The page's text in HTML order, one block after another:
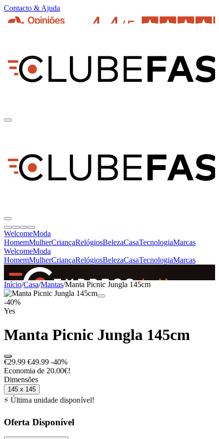
Contacto & Ajuda
WelcomeModa
HomemMulherCriançaRelógiosBelezaCasaTecnologiaMarcas
WelcomeModa
HomemMulherCriançaRelógiosBelezaCasaTecnologiaMarcas
SINCE 2005
Início/Casa/Mantas/Manta Picnic Jungla 145cm
-40%
Yes
Manta Picnic Jungla 145cm
€29.99 €49.99 -40%
Economia de 20.00€!
Dimensões
145 x 145
⚡ Última unidade disponível!
Oferta Disponível